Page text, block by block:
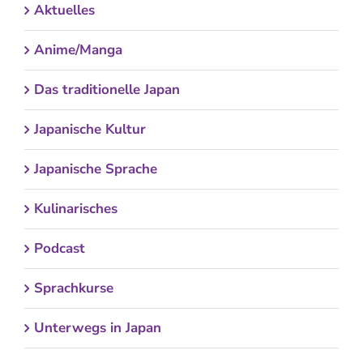
Aktuelles
Anime/Manga
Das traditionelle Japan
Japanische Kultur
Japanische Sprache
Kulinarisches
Podcast
Sprachkurse
Unterwegs in Japan